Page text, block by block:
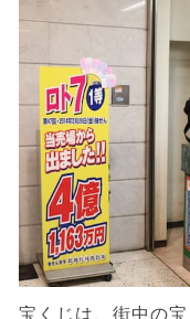
宝くじは、街中の